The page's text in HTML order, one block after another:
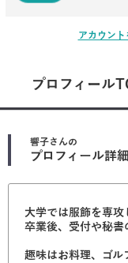
アカウン
プロフィール
響子さんの
プロフィール詳
大学では服飾を専攻
卒業後、受付や秘書
趣味はお料理、ゴル